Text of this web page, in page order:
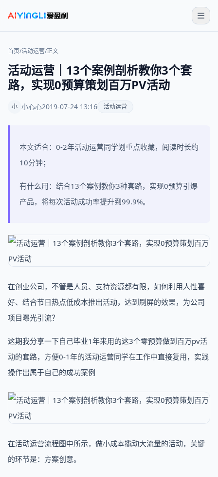
首页/活动运营/正文
活动运营｜13个案例剖析教你3个套
路，实现0预算策划百万PV活动
小 小心心2019-07-24 13:16 活动运营
本文适合：0-2年活动运营同学划重点收藏，阅读时长约
10分钟；
有什么用：结合13个案例教你3种套路，实现0预算引爆
产品，将每次活动成功率提升到99.9%。
在创业公司，不管是人员、支持资源都有限，如何利用人性喜
好、结合节日热点低成本推出活动，达到刷屏的效果，为公司
项目曝光引流？
这期我分享一下自己毕业1年来用的这3个零预算做到百万pv活
动的套路，方便0-1年的活动运营同学在工作中直接复用，实践
操作出属于自己的成功案例
在活动运营流程图中所示，做小成本撬动大流量的活动，关键
的环节是：方案创意。